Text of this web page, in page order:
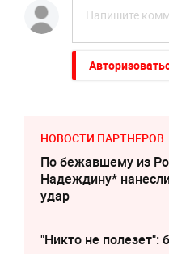
НОВОСТИ ПАРТНЕРОВ
По бежавшему из
Надеждину*
удар
"Никто не полезет":